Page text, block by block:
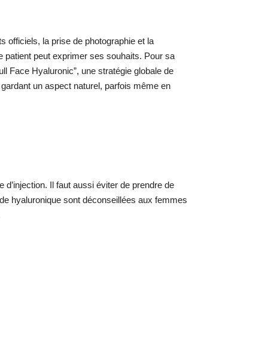
officiels, la prise de photographie et la
patient peut exprimer ses souhaits. Pour sa
Face Hyaluronic”, une stratégie globale de
un aspect naturel, parfois même en
Il faut aussi éviter de prendre de
hyaluronique sont déconseillées aux femmes